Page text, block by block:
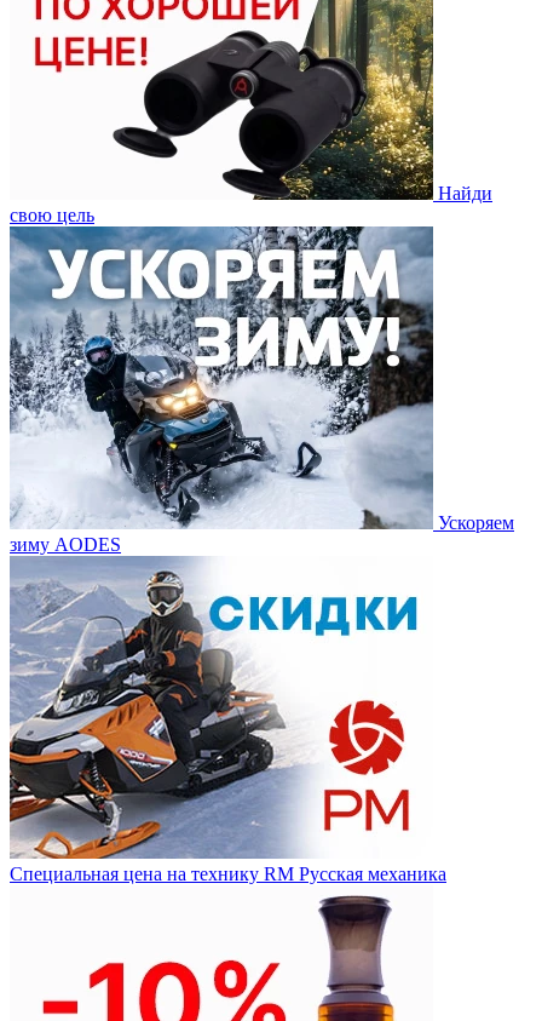
Найди
свою цель
Ускоряем
зиму AODES
Специальная цена на технику RM Русская механика